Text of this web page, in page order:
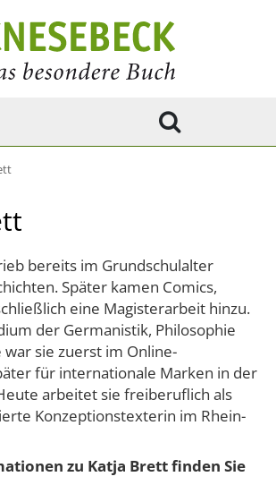
bereits im Grundschulalter
Später kamen Comics,
eine Magisterarbeit hinzu.
der Germanistik, Philosophie
war sie zuerst im Online-
für internationale Marken in der
arbeitet sie freiberuflich als
Konzeptionstexterin im Rhein-
zu Katja Brett finden Sie